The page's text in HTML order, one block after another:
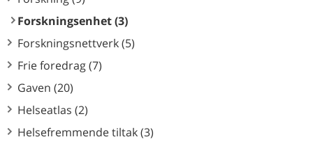
Forskningsenhet (3)
Forskningsnettverk (5)
Frie foredrag (7)
Gaven (20)
Helseatlas (2)
Helsefremmende tiltak (3)